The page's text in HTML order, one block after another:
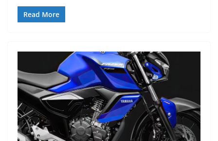
Read More